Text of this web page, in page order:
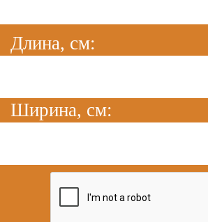
Длина, см:
Ширина, см: